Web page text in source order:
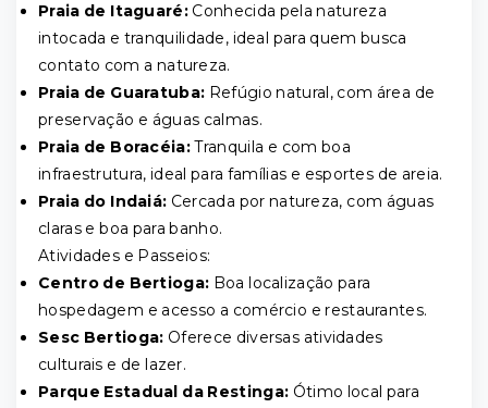
Praia de Itaguaré:Conhecida pela natureza
intocada e tranquilidade, ideal para quem busca
contato com a natureza.
Praia de Guaratuba: Refúgio natural, com área de
preservação e águas calmas.
Praia de Boracéia:Tranquila e com boa
infraestrutura, ideal para famílias e esportes de areia.
Praia do Indaiá: Cercada por natureza, com águas
claras e boa para banho.
Atividades e Passeios:
Centro de Bertioga: Boa localização para
hospedagem e acesso a comércio e restaurantes.
Sesc Bertioga: Oferece diversas atividades
culturais e de lazer.
Parque Estadual da Restinga: Ótimo local para